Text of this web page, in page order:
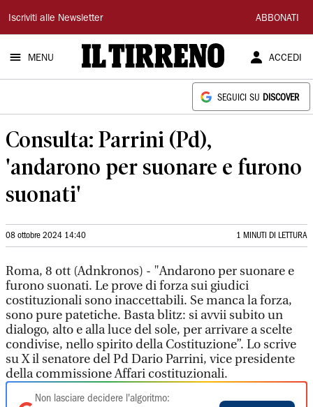
Il
Tirreno
Iscriviti alle Newsletter ABBONATI
MENU ACCEDI
SEGUICI SU DISCOVER
Consulta: Parrini (Pd),
'andarono per suonare e furono
suonati'
08 ottobre 2024 14:40 1 MINUTI DI LETTURA
Roma, 8 ott (Adnkronos) - "Andarono per suonare e
furono suonati. Le prove di forza sui giudici
costituzionali sono inaccettabili. Se manca la forza,
sono pure patetiche. Basta blitz: si avvii subito un
dialogo, alto e alla luce del sole, per arrivare a scelte
condivise, nello spirito della Costituzione”. Lo scrive
su X il senatore del Pd Dario Parrini, vice presidente
della commissione Affari costituzionali.
Non lasciare decidere l'algoritmo: